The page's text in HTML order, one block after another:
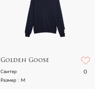
Golden Goose
0
Свитер
Размер : M